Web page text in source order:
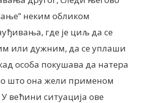
неким обликом
где је циљ да се
или дужним, да се уплаши
особа покушава да натера
што она жели применом
већини ситуација ове